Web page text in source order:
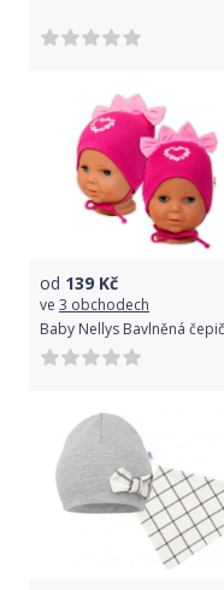
od 139 Kč
ve 3 obchodech